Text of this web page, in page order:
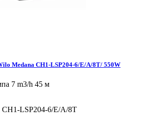
Medana CH1-LSP204-6/E/A/8T/ 550W
7 m3/h 45 м
CH1-LSP204-6/E/A/8T